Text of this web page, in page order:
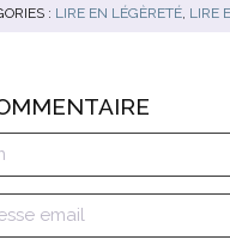
: LIRE EN LÉGÈRETÉ LIRE